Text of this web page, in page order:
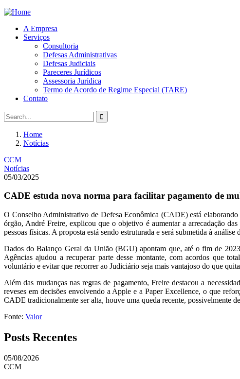
A Empresa
Serviços
Consultoria
Defesas Administrativas
Defesas Judiciais
Pareceres Jurídicos
Assessoria Jurídica
Termo de Acordo de Regime Especial (TARE)
Contato
Home
Notícias
CCM
Notícias
05/03/2025
CADE estuda nova norma para facilitar pagamento de
O Conselho Administrativo de Defesa Econômica (CADE) está elaborando
órgão, André Freire, explicou que o objetivo é aumentar a arrecadação
pessoas físicas. A proposta está sendo estruturada e será submetida à
Dados do Balanço Geral da União (BGU) apontam que, até o fim de
Agências ajudou a recuperar parte desse montante, com acordos que
voluntário e evitar que recorrer ao Judiciário seja mais vantajoso do que
Além das mudanças nas regras de pagamento, Freire destacou a
reveses em decisões envolvendo a Apple e a Paper Excellence, o que
CADE tradicionalmente ser alta, houve uma queda recente, possivelmente
Fonte: Valor
Posts Recentes
05/08/2026
CCM